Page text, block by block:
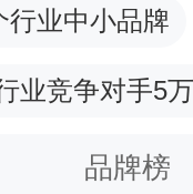
行业中小品牌
行业竞争对手5
品牌榜